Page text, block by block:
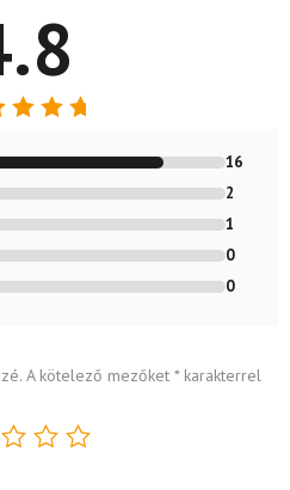
/ 5
16
2
1
0
0
A kötelező mezőket *karakterrel